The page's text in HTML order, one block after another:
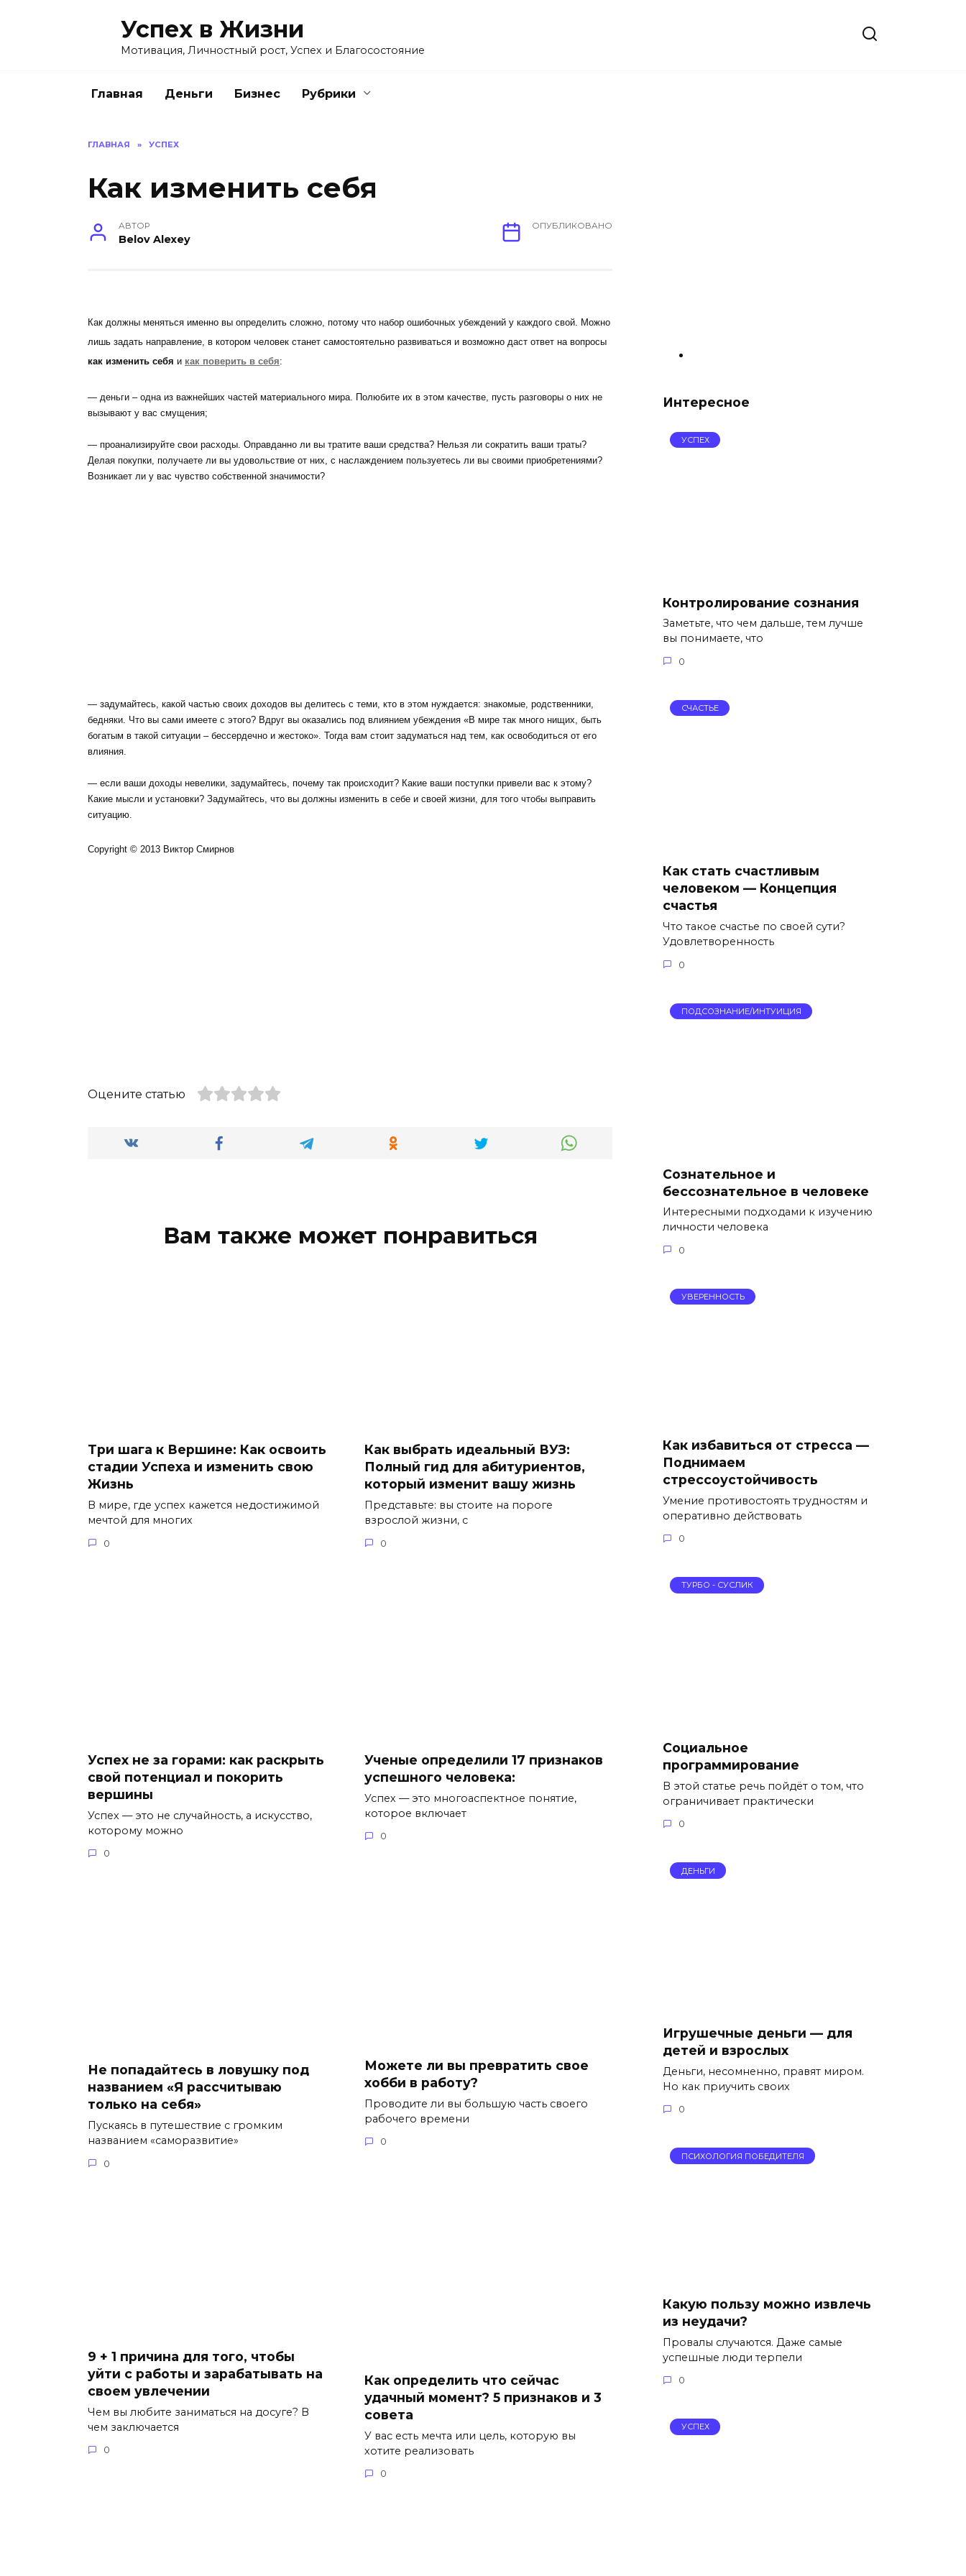
Успех в Жизни
Мотивация, Личностный рост, Успех и Благосостояние
Главная Деньги Бизнес Рубрики
ГЛАВНАЯ » УСПЕХ
Как изменить себя
АВТОР
Belov Alexey
ОПУБЛИКОВАНО
Как должны меняться именно вы определить сложно, потому что набор ошибочных убеждений у каждого свой. Можно
лишь задать направление, в котором человек станет самостоятельно развиваться и возможно даст ответ на вопросы
как изменить себя и как поверить в себя:
— деньги – одна из важнейших частей материального мира. Полюбите их в этом качестве, пусть разговоры о них не
вызывают у вас смущения;
— проанализируйте свои расходы. Оправданно ли вы тратите ваши средства? Нельзя ли сократить ваши траты?
Делая покупки, получаете ли вы удовольствие от них, с наслаждением пользуетесь ли вы своими приобретениями?
Возникает ли у вас чувство собственной значимости?
— задумайтесь, какой частью своих доходов вы делитесь с теми, кто в этом нуждается: знакомые, родственники,
бедняки. Что вы сами имеете с этого? Вдруг вы оказались под влиянием убеждения «В мире так много нищих, быть
богатым в такой ситуации – бессердечно и жестоко». Тогда вам стоит задуматься над тем, как освободиться от его
влияния.
— если ваши доходы невелики, задумайтесь, почему так происходит? Какие ваши поступки привели вас к этому?
Какие мысли и установки? Задумайтесь, что вы должны изменить в себе и своей жизни, для того чтобы выправить
ситуацию.
Copyright © 2013 Виктор Смирнов
Оцените статью
Вам также может понравиться
Три шага к Вершине: Как освоить
стадии Успеха и изменить свою
Жизнь
В мире, где успех кажется недостижимой
мечтой для многих
0
Как выбрать идеальный ВУЗ:
Полный гид для абитуриентов,
который изменит вашу жизнь
Представьте: вы стоите на пороге
взрослой жизни, с
0
Успех не за горами: как раскрыть
свой потенциал и покорить
вершины
Успех — это не случайность, а искусство,
которому можно
0
Ученые определили 17 признаков
успешного человека:
Успех — это многоаспектное понятие,
которое включает
0
Не попадайтесь в ловушку под
названием «Я рассчитываю
только на себя»
Пускаясь в путешествие с громким
названием «саморазвитие»
0
Можете ли вы превратить свое
хобби в работу?
Проводите ли вы большую часть своего
рабочего времени
0
9 + 1 причина для того, чтобы
уйти с работы и зарабатывать на
своем увлечении
Чем вы любите заниматься на досуге? В
чем заключается
0
Как определить что сейчас
удачный момент? 5 признаков и 3
совета
У вас есть мечта или цель, которую вы
хотите реализовать
0
Интересное
УСПЕХ
Контролирование сознания
Заметьте, что чем дальше, тем лучше
вы понимаете, что
0
СЧАСТЬЕ
Как стать счастливым
человеком — Концепция
счастья
Что такое счастье по своей сути?
Удовлетворенность
0
ПОДСОЗНАНИЕ/ИНТУИЦИЯ
Сознательное и
бессознательное в человеке
Интересными подходами к изучению
личности человека
0
УВЕРЕННОСТЬ
Как избавиться от стресса —
Поднимаем
стрессоустойчивость
Умение противостоять трудностям и
оперативно действовать
0
ТУРБО - СУСЛИК
Социальное
программирование
В этой статье речь пойдёт о том, что
ограничивает практически
0
ДЕНЬГИ
Игрушечные деньги — для
детей и взрослых
Деньги, несомненно, правят миром.
Но как приучить своих
0
ПСИХОЛОГИЯ ПОБЕДИТЕЛЯ
Какую пользу можно извлечь
из неудачи?
Провалы случаются. Даже самые
успешные люди терпели
0
УСПЕХ